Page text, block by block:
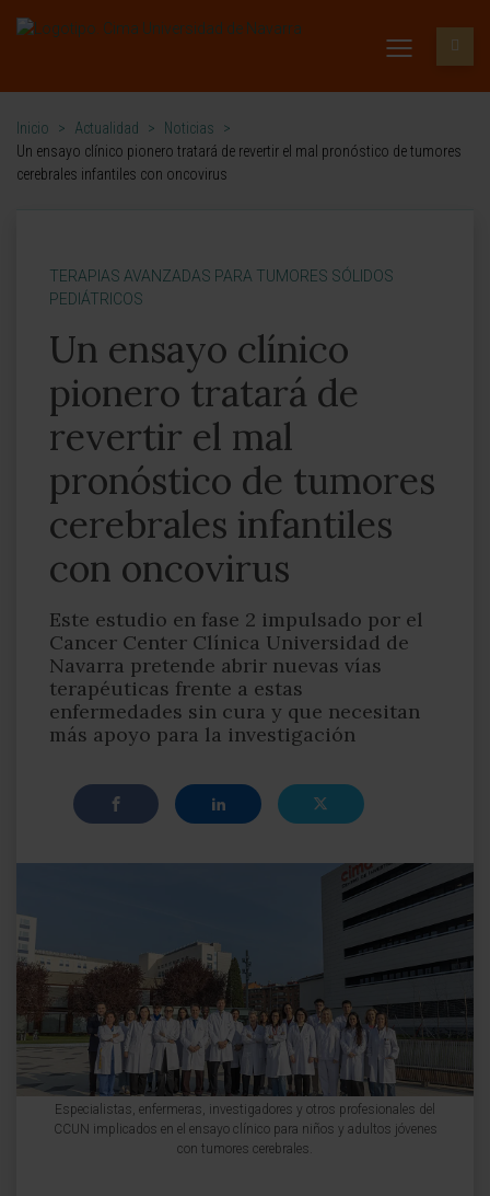
Inicio > Actualidad > Noticias
>
Un ensayo clínico pionero tratará de revertir el mal pronóstico de tumores
cerebrales infantiles con oncovirus
TERAPIAS AVANZADAS PARA TUMORES SÓLIDOS
PEDIÁTRICOS
Un ensayo clínico
pionero tratará de
revertir el mal
pronóstico de tumores
cerebrales infantiles
con oncovirus
Este estudio en fase 2 impulsado por el
Cancer Center Clínica Universidad de
Navarra pretende abrir nuevas vías
terapéuticas frente a estas
enfermedades sin cura y que necesitan
más apoyo para la investigación
Especialistas, enfermeras, investigadores y otros profesionales del
CCUN implicados en el ensayo clínico para niños y adultos jóvenes
con tumores cerebrales.